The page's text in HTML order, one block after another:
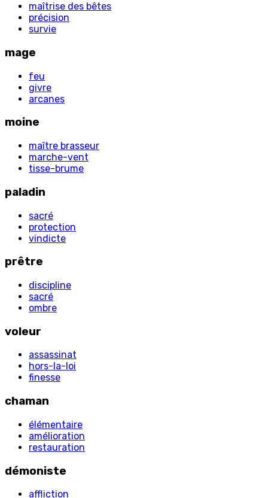
maîtrise des bêtes
précision
survie
mage
feu
givre
arcanes
moine
maître brasseur
marche-vent
tisse-brume
paladin
sacré
protection
vindicte
prêtre
discipline
sacré
ombre
voleur
assassinat
hors-la-loi
finesse
chaman
élémentaire
amélioration
restauration
démoniste
affliction